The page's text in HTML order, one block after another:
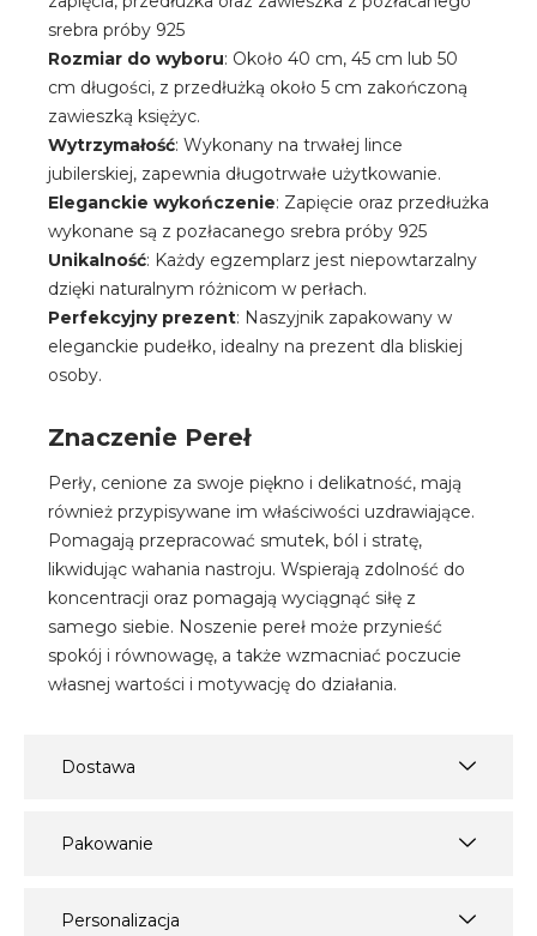
srebra próby 925
Rozmiar do wyboru: Około 40 cm, 45 cm lub 50
cm długości, z przedłużką około 5 cm zakończoną
zawieszką księżyc.
Wytrzymałość: Wykonany na trwałej lince
jubilerskiej, zapewnia długotrwałe użytkowanie.
Eleganckie wykończenie: Zapięcie oraz przedłużka
wykonane są z pozłacanego srebra próby 925
Unikalność: Każdy egzemplarz jest niepowtarzalny
dzięki naturalnym różnicom w perłach.
Perfekcyjny prezent: Naszyjnik zapakowany w
eleganckie pudełko, idealny na prezent dla bliskiej
osoby.
Znaczenie Pereł
Perły, cenione za swoje piękno i delikatność, mają
również przypisywane im właściwości uzdrawiające.
Pomagają przepracować smutek, ból i stratę,
likwidując wahania nastroju. Wspierają zdolność do
koncentracji oraz pomagają wyciągnąć siłę z
samego siebie. Noszenie pereł może przynieść
spokój i równowagę, a także wzmacniać poczucie
własnej wartości i motywację do działania.
Dostawa
Pakowanie
Personalizacja